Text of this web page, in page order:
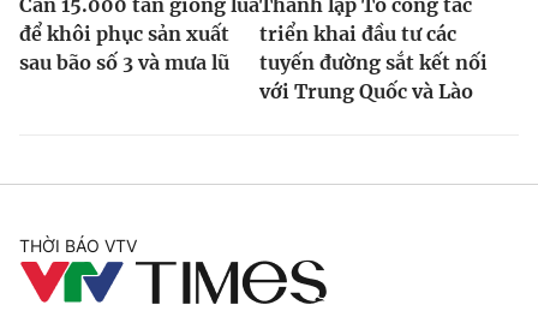
để khôi phục sản xuất
sau bão số 3 và mưa lũ
triển khai đầu tư các
tuyến đường sắt kết nối
với Trung Quốc và Lào
THỜI BÁO VTV